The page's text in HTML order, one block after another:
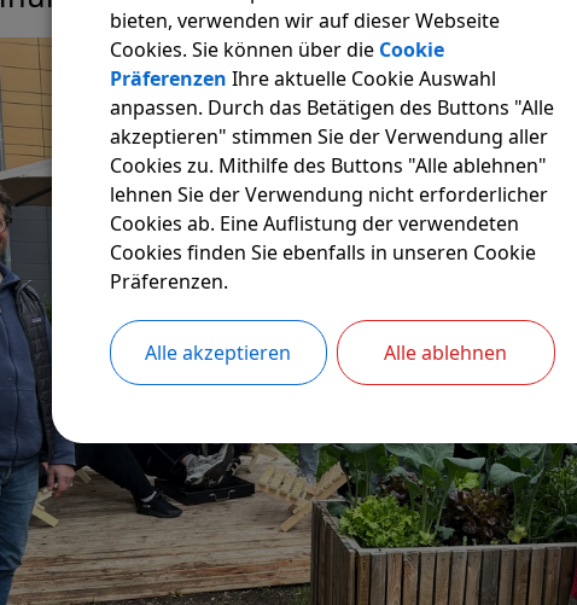
bieten, verwenden wir auf dieser Webseite
Cookies. Sie können über die Cookie
Präferenzen Ihre aktuelle Cookie Auswahl
anpassen. Durch das Betätigen des Buttons "Alle
akzeptieren" stimmen Sie der Verwendung aller
Cookies zu. Mithilfe des Buttons "Alle ablehnen"
lehnen Sie der Verwendung nicht erforderlicher
Cookies ab. Eine Auflistung der verwendeten
Cookies finden Sie ebenfalls in unseren Cookie
Präferenzen.
Alle akzeptieren Alle ablehnen